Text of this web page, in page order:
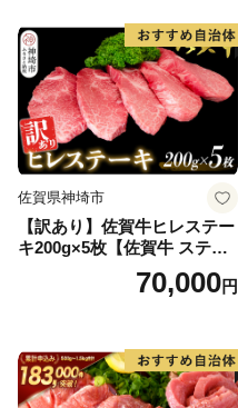
佐賀県神埼市
【訳あり】佐賀牛ヒレステー
キ200g×5枚【佐賀牛 ステー
キ ブランド肉 ヒレ肉 フィレ
肉 ジューシー ヘルシー】(H0
70,000円